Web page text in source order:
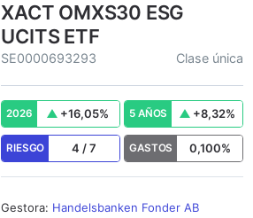
XACT OMXS30 ESG
UCITS ETF
SE0000693293 Clase única
2026 +16,05% 5 AÑOS +8,32%
RIESGO 4 /7 GASTOS 0,100%
Gestora: Handelsbanken Fonder AB